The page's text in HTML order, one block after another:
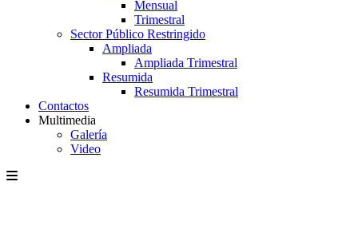
Mensual
Trimestral
Sector Público Restringido
Ampliada
Ampliada Trimestral
Resumida
Resumida Trimestral
Contactos
Multimedia
Galería
Video